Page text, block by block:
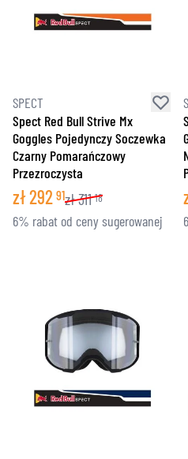
SPECT
Spect Red Bull Strive Mx
Goggles Pojedynczy Soczewka
Czarny Pomarańczowy
Przezroczysta
zł292 91zł311 18
6% rabat od ceny sugerowanej